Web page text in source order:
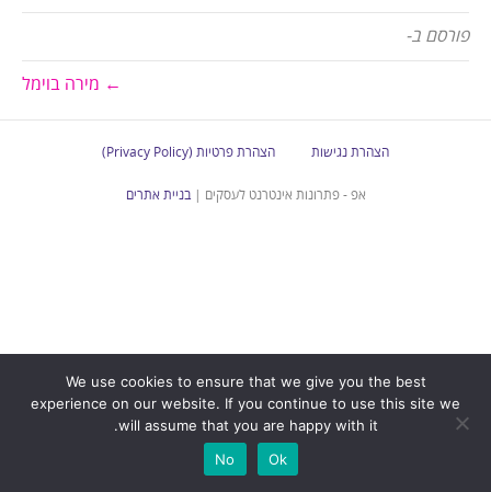
פורסם ב-
← מירה בוימל
הצהרת נגישות הצהרת פרטיות (Privacy Policy)
אפ - פתרונות אינטרנט לעסקים |בניית אתרים
We use cookies to ensure that we give you the best
experience on our website. If you continue to use this site we
will assume that you are happy with it.
Ok
No